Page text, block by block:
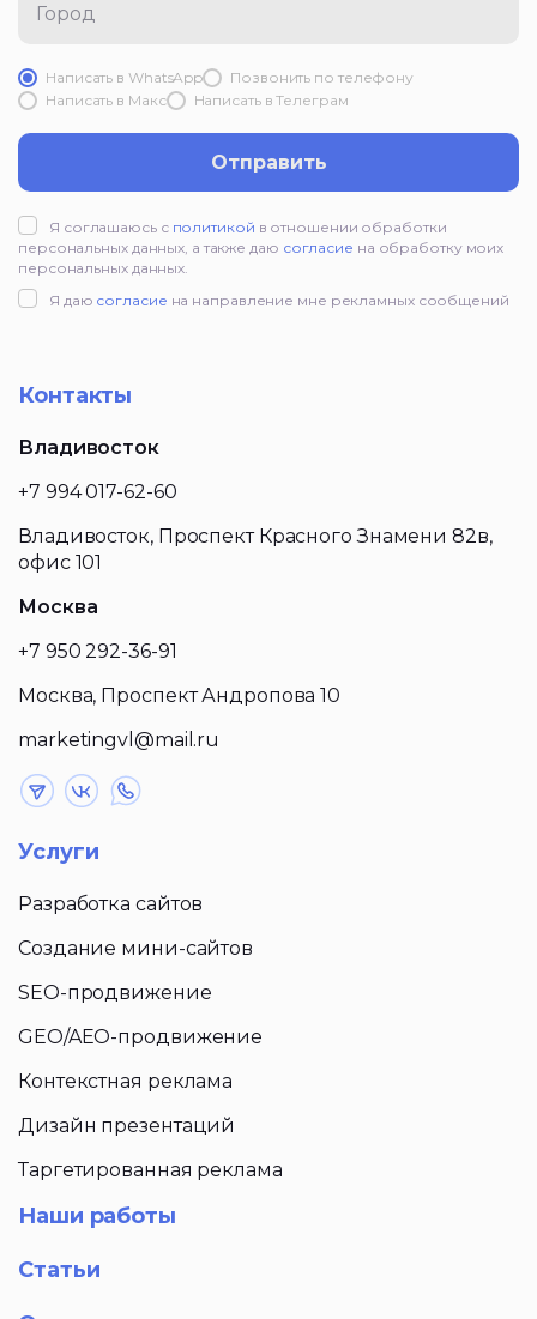
Город
Написать в WhatsApp
Позвонить по телефону
Написать в Mакс
Написать в Телеграм
Отправить
Я соглашаюсь с политикой в отношении обработки
персональных данных, а также даю согласие на обработку моих
персональных данных.
Я даю согласие на направление мне рекламных сообщений
Контакты
Владивосток
+7 994 017-62-60
Владивосток, Проспект Красного Знамени 82в,
офис 101
Москва
+7 950 292-36-91
Москва, Проспект Андропова 10
marketingvl@mail.ru
Услуги
Разработка сайтов
Создание мини-сайтов
SEO-продвижение
GEO/AEO-продвижение
Контекстная реклама
Дизайн презентаций
Таргетированная реклама
Наши работы
Статьи